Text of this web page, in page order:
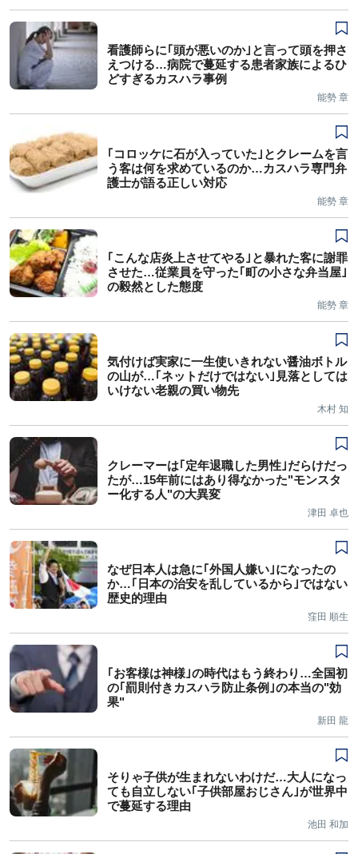
看護師らに｢頭が悪いのか｣と言って頭を押さ
えつける…病院で蔓延する患者家族によるひ
どすぎるカスハラ事例
能勢 章
｢コロッケに石が入っていた｣とクレームを言
う客は何を求めているのか…カスハラ専門弁
護士が語る正しい対応
能勢 章
｢こんな店炎上させてやる｣と暴れた客に謝罪
させた…従業員を守った｢町の小さな弁当屋｣
の毅然とした態度
能勢 章
気付けば実家に一生使いきれない醤油ボトル
の山が…｢ネットだけではない｣見落としては
いけない老親の買い物先
木村 知
クレーマーは｢定年退職した男性｣だらけだっ
たが…15年前にはあり得なかった"モンスタ
ー化する人"の大異変
津田 卓也
なぜ日本人は急に｢外国人嫌い｣になったの
か…｢日本の治安を乱しているから｣ではない
歴史的理由
窪田 順生
｢お客様は神様｣の時代はもう終わり…全国初
の｢罰則付きカスハラ防止条例｣の本当の"効
果"
新田 龍
そりゃ子供が生まれないわけだ…大人になっ
ても自立しない｢子供部屋おじさん｣が世界中
で蔓延する理由
池田 和加